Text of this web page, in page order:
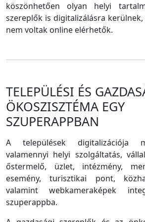
köszönhetően olyan helyi
szereplők is digitalizálásra
nem voltak online elérhetők.
TELEPÜLÉSI ÉS
ÖKOSZISZTÉMA EGY
SZUPERAPPBAN
A települések digitalizációja
valamennyi helyi szolgáltatás,
őstermelő, üzlet, intézmény,
esemény, turisztikai pont,
valamint webkameraképek
szuperappba.